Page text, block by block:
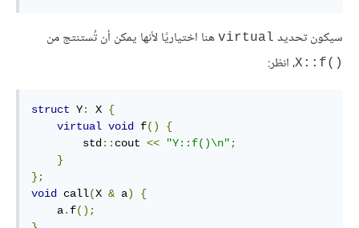
سيكون تحديد virtual هنا اختياريًا لأنها يمكن أن تُستنتج من
()X::f ، انظر:
struct Y: X {
virtual void f()
{
        std
:: cout << "Y::f()\n";
}
};
void call(X & a)
{
    a
. f();